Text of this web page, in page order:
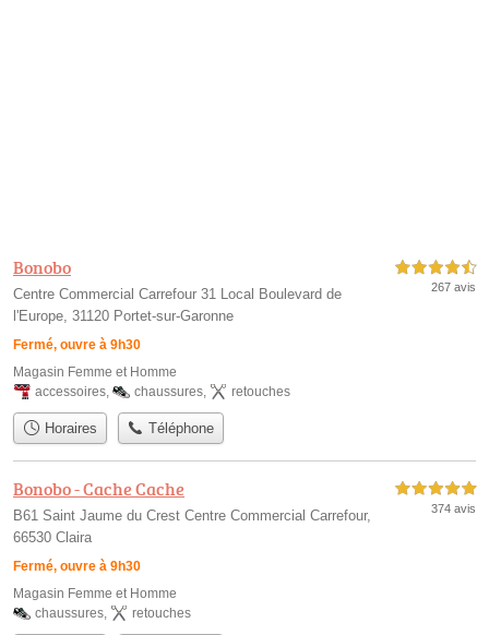
Bonobo
Centre Commercial Carrefour 31 Local Boulevard de
l'Europe, 31120 Portet-sur-Garonne
Fermé, ouvre à 9h30
4,5 étoiles sur 5
267 avis
Magasin Femme et Homme
accessoires, chaussures, retouches
Horaires Téléphone
Bonobo - Cache Cache
B61 Saint Jaume du Crest Centre Commercial Carrefour,
66530 Claira
Fermé, ouvre à 9h30
5,0 étoiles sur 5
374 avis
Magasin Femme et Homme
chaussures
retouches